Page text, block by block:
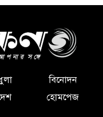
ব্যবস্থা চাইল ইউক্রেন
নৌকা শিল্পে নতুন
স্থানীয় হাট থেকে জার্মানির
বিনোদন
হোমপেজ